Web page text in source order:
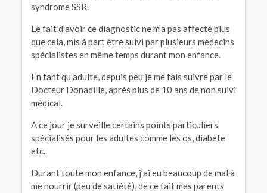
syndrome SSR.
Le fait d’avoir ce diagnostic ne m’a pas affecté plus
que cela, mis à part être suivi par plusieurs médecins
spécialistes en même temps durant mon enfance.
En tant qu’adulte, depuis peu je me fais suivre par le
Docteur Donadille, après plus de 10 ans de non suivi
médical.
A ce jour je surveille certains points particuliers
spécialisés pour les adultes comme les os, diabète
etc..
Durant toute mon enfance, j’ai eu beaucoup de mal à
me nourrir (peu de satiété), de ce fait mes parents